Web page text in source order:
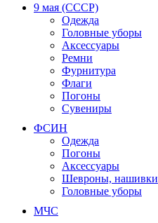
9 мая (СССР)
Одежда
Головные уборы
Аксессуары
Ремни
Фурнитура
Флаги
Погоны
Сувениры
ФСИН
Одежда
Погоны
Аксессуары
Шевроны, нашивки
Головные уборы
МЧС